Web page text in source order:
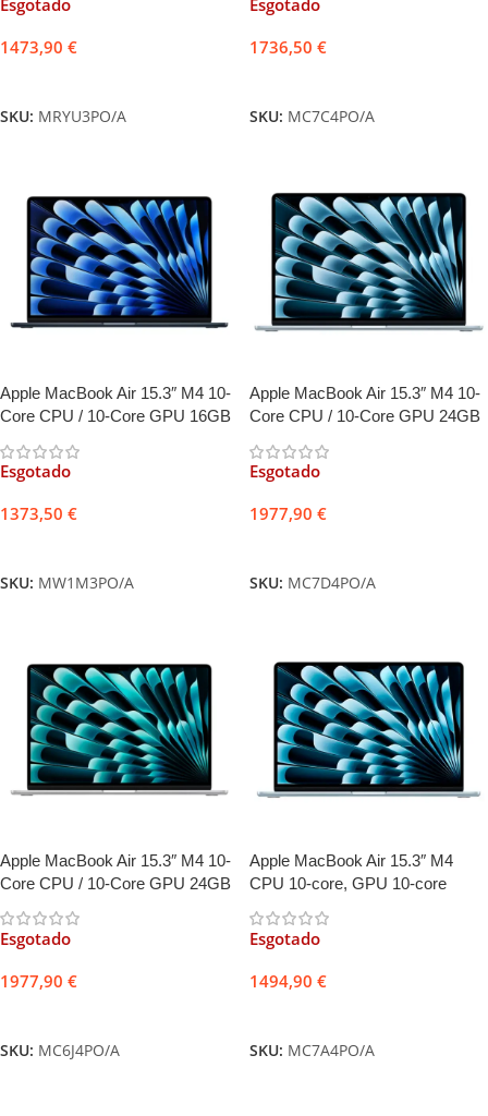
1473,90 €
SKU: MRYU3PO/A
1736,50 €
SKU: MC7C4PO/A
Apple MacBook Air 15.3″ M4 10-
Core CPU / 10-Core GPU 16GB
Esgotado
1373,50 €
SKU: MW1M3PO/A
Apple MacBook Air 15.3″ M4 10-
Core CPU / 10-Core GPU 24GB
Esgotado
1977,90 €
SKU: MC7D4PO/A
Apple MacBook Air 15.3″ M4 10-
Core CPU / 10-Core GPU 24GB
Esgotado
1977,90 €
SKU: MC6J4PO/A
Apple MacBook Air 15.3″ M4
CPU 10-core, GPU 10-core
Adaptador USB-C Duplo 35W
Esgotado
1494,90 €
SKU: MC7A4PO/A